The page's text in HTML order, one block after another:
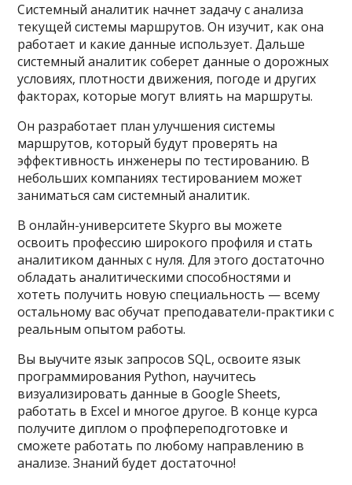
Системный аналитик начнет задачу с анализа
текущей системы маршрутов. Он изучит, как она
работает и какие данные использует. Дальше
системный аналитик соберет данные о дорожных
условиях, плотности движения, погоде и других
факторах, которые могут влиять на маршруты.
Он разработает план улучшения системы
маршрутов, который будут проверять на
эффективность инженеры по тестированию. В
небольших компаниях тестированием может
заниматься сам системный аналитик.
В онлайн-университете Skypro вы можете
освоить профессию широкого профиля и стать
аналитиком данных с нуля. Для этого достаточно
обладать аналитическими способностями и
хотеть получить новую специальность — всему
остальному вас обучат преподаватели-практики с
реальным опытом работы.
Вы выучите язык запросов SQL, освоите язык
программирования Python, научитесь
визуализировать данные в Google Sheets,
работать в Excel и многое другое. В конце курса
получите диплом о профпереподготовке и
сможете работать по любому направлению в
анализе. Знаний будет достаточно!